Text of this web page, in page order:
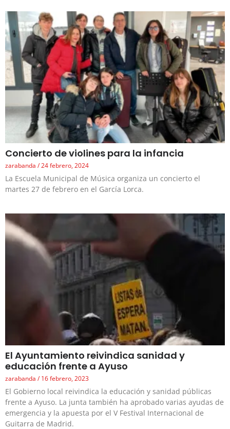
Concierto de violines para la infancia
zarabanda 24 febrero, 2024
La Escuela Municipal de Música organiza un concierto el
martes 27 de febrero en el García Lorca.
El Ayuntamiento reivindica sanidad y
educación frente a Ayuso
zarabanda 16 febrero, 2023
El Gobierno local reivindica la educación y sanidad públicas
frente a Ayuso. La junta también ha aprobado varias ayudas de
emergencia y la apuesta por el V Festival Internacional de
Guitarra de Madrid.